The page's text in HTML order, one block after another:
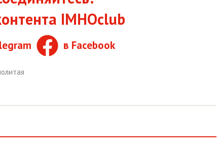
IMHOclub
в Facebook